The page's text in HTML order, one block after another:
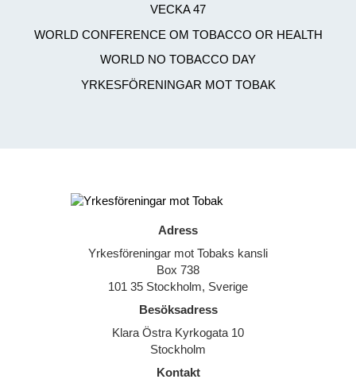
VECKA 47
WORLD CONFERENCE OM TOBACCO OR HEALTH
WORLD NO TOBACCO DAY
YRKESFÖRENINGAR MOT TOBAK
Adress
Yrkesföreningar mot Tobaks kansli
Box 738
101 35 Stockholm, Sverige
Besöksadress
Klara Östra Kyrkogata 10
Stockholm
Kontakt